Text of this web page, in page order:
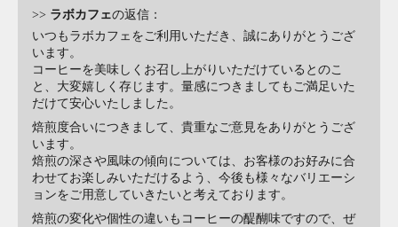
>> ラボカフェの返信：
いつもラボカフェをご利用いただき、誠にありがとうござ
います。
コーヒーを美味しくお召し上がりいただけているとのこ
と、大変嬉しく存じます。量感につきましてもご満足いた
だけて安心いたしました。
焙煎度合いにつきまして、貴重なご意見をありがとうござ
います。
焙煎の深さや風味の傾向については、お客様のお好みに合
わせてお楽しみいただけるよう、今後も様々なバリエーシ
ョンをご用意していきたいと考えております。
焙煎の変化や個性の違いもコーヒーの醍醐味ですので、ぜ